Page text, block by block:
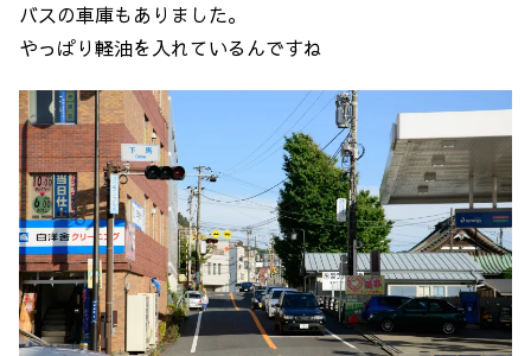
バスの車庫もありました。
やっぱり軽油を入れているんですね